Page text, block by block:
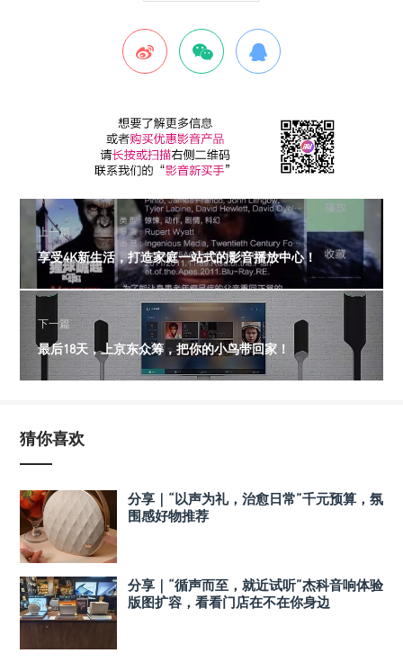
上一篇
享受4K新生活，打造家庭一站式的影音播放中心！
下一篇
最后18天，上京东众筹，把你的小鸟带回家！
猜你喜欢
分享｜“以声为礼，治愈日常”千元预算，氛
围感好物推荐
分享｜“循声而至，就近试听”杰科音响体验
版图扩容，看看门店在不在你身边